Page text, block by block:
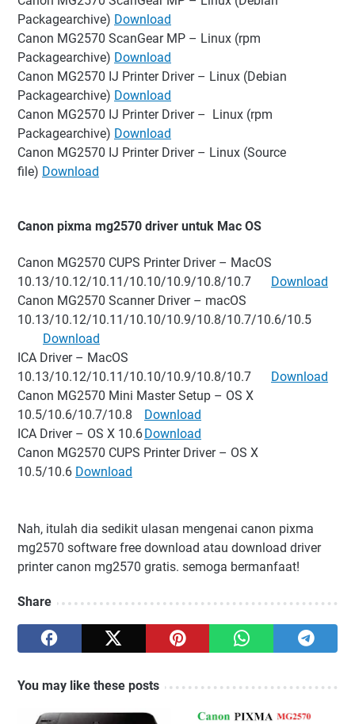
Packagearchive) Download
Canon MG2570 ScanGear MP – Linux (rpm
Packagearchive) Download
Canon MG2570 IJ Printer Driver – Linux (Debian
Packagearchive) Download
Canon MG2570 IJ Printer Driver – Linux (rpm
Packagearchive) Download
Canon MG2570 IJ Printer Driver – Linux (Source
file) Download
Canon pixma mg2570 driver untuk Mac OS
Canon MG2570 CUPS Printer Driver – MacOS
10.13/10.12/10.11/10.10/10.9/10.8/10.7
Download
Canon MG2570 Scanner Driver – macOS
10.13/10.12/10.11/10.10/10.9/10.8/10.7/10.6/10.5
Download
ICA Driver – MacOS
10.13/10.12/10.11/10.10/10.9/10.8/10.7
Download
Canon MG2570 Mini Master Setup – OS X
10.5/10.6/10.7/10.8
Download
ICA Driver – OS X 10.6Download
Canon MG2570 CUPS Printer Driver – OS X
10.5/10.6 Download
Nah, itulah dia sedikit ulasan mengenai canon pixma
mg2570 software free download atau download driver
printer canon mg2570 gratis. semoga bermanfaat!
Share
You may like these posts